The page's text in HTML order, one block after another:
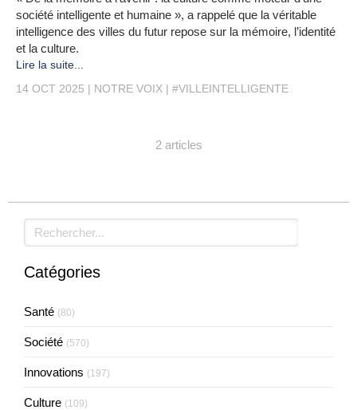
société intelligente et humaine », a rappelé que la véritable
intelligence des villes du futur repose sur la mémoire, l’identité
et la culture.
Lire la suite...
14 OCT 2025
NOTRE VOIX #VILLEINTELLIGENTE
2 articles
Rechercher
Catégories
Santé (80)
Société (570)
Innovations (197)
Culture (109)